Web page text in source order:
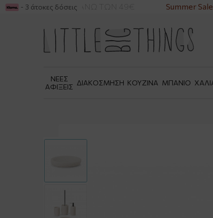
ΓΙΑ ΑΓΟΡΕΣ ΑΝΩ ΤΩΝ 49€ Summer Sale
- 3 άτοκες δόσεις
ΝΕΕΣ
ΑΦΙΞΕΙΣ ΔΙΑΚΟΣΜΗΣΗ ΚΟΥΖΙΝΑ ΜΠΑΝΙΟ